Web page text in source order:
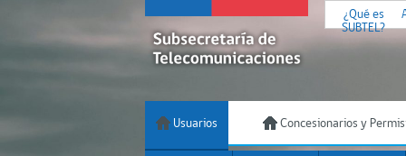
¿Qué es
SUBTEL?
Usuarios Concesionarios y